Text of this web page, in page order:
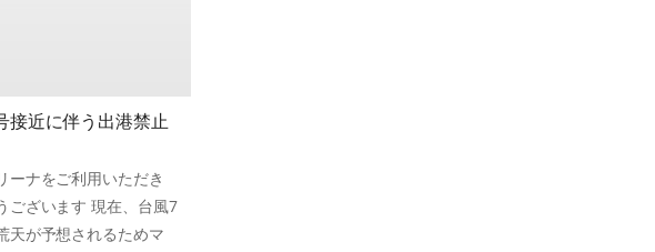
接近に伴う出港禁止
ーナをご利用いただき
ございます 現在、台風7
天が予想されるためマ